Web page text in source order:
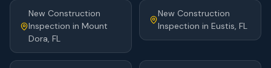
New Construction
Inspection in Mount
Dora, FL
New Construction
Inspection in Eustis, FL